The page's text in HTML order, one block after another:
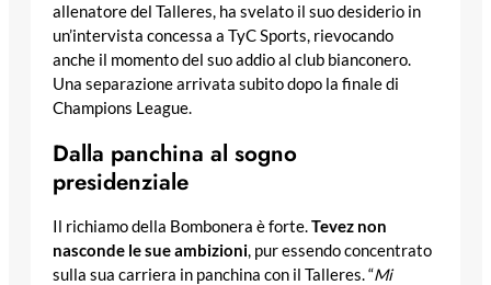
allenatore del Talleres, ha svelato il suo desiderio in
un’intervista concessa a TyC Sports, rievocando
anche il momento del suo addio al club bianconero.
Una separazione arrivata subito dopo la finale di
Champions League.
Dalla panchina al sogno
presidenziale
Il richiamo della Bombonera è forte.Tevez non
nasconde le sue ambizioni, pur essendo concentrato
sulla sua carriera in panchina con il Talleres. “Mi